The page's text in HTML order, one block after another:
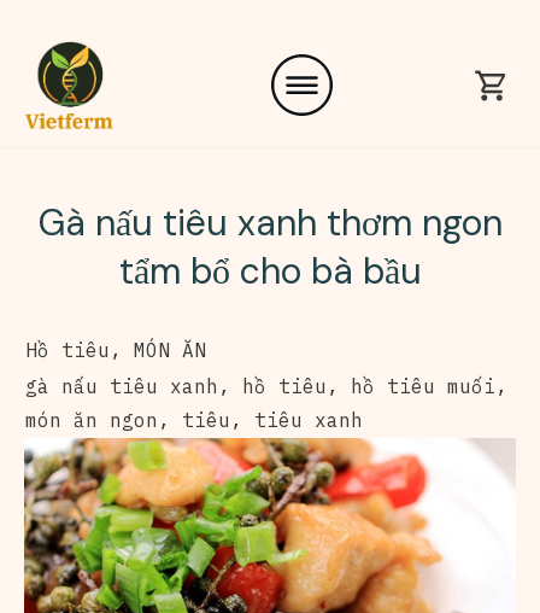
Gà nấu tiêu xanh thơm ngon
tẩm bổ cho bà bầu
Hồ tiêu , MÓN ĂN
gà nấu tiêu xanh , hồ tiêu , hồ tiêu muối ,
món ăn ngon , tiêu , tiêu xanh